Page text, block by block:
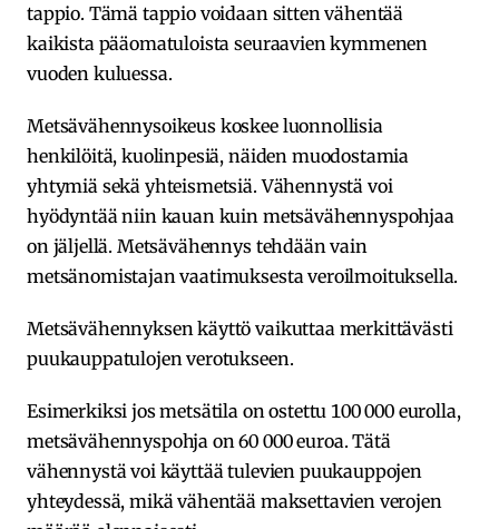
tappio. Tämä tappio voidaan sitten vähentää
kaikista pääomatuloista seuraavien kymmenen
vuoden kuluessa.
Metsävähennysoikeus koskee luonnollisia
henkilöitä, kuolinpesiä, näiden muodostamia
yhtymiä sekä yhteismetsiä. Vähennystä voi
hyödyntää niin kauan kuin metsävähennyspohjaa
on jäljellä. Metsävähennys tehdään vain
metsänomistajan vaatimuksesta veroilmoituksella.
Metsävähennyksen käyttö vaikuttaa merkittävästi
puukauppatulojen verotukseen.
Esimerkiksi jos metsätila on ostettu 100 000 eurolla,
metsävähennyspohja on 60 000 euroa. Tätä
vähennystä voi käyttää tulevien puukauppojen
yhteydessä, mikä vähentää maksettavien verojen